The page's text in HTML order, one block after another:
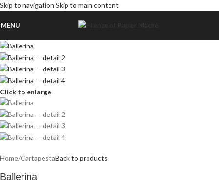
Skip to navigation Skip to main content
MENU
Click to enlarge
Home/CartapestaBack to products
Ballerina